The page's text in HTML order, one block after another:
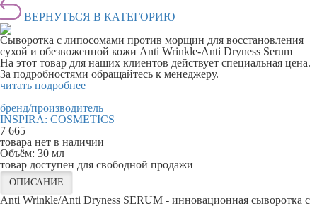
ВЕРНУТЬСЯ В КАТЕГОРИЮ
Сыворотка с липосомами против морщин для восстановления
сухой и обезвоженной кожи Anti Wrinkle-Anti Dryness Serum
На этот товар для наших клиентов действует специальная цена.
За подробностями обращайтесь к менеджеру.
читать подробнее
бренд/производитель
INSPIRA: COSMETICS
7 665
товара нет в наличии
Объём: 30 мл
товар доступен для свободной продажи
ОПИСАНИЕ
Anti Wrinkle/Anti Dryness SERUM - инновационная сыворотка с